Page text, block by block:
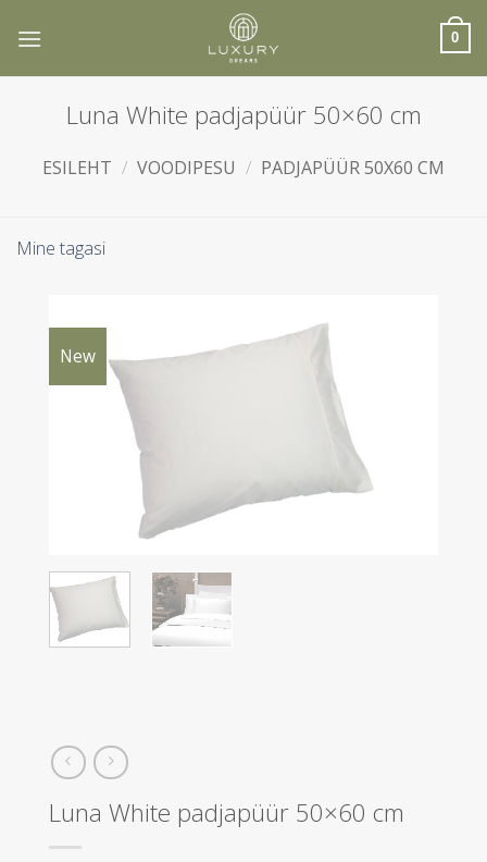
0
Luna White padjapüür 50×60 cm
ESILEHT / VOODIPESU / PADJAPÜÜR 50X60 CM
Mine tagasi
New
Luna White padjapüür 50×60 cm